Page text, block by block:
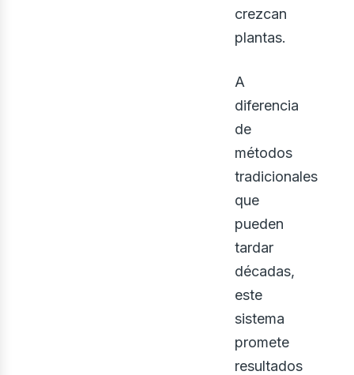
crezcan
plantas.
A
diferencia
de
métodos
tradicionales
que
pueden
tardar
décadas,
este
sistema
promete
resultados